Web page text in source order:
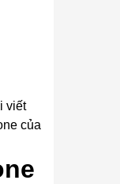
viết
của